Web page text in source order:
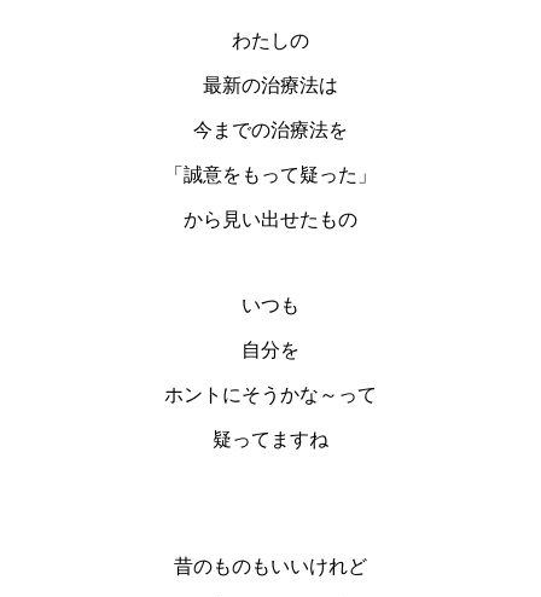
わたしの
最新の治療法は
今までの治療法を
「誠意をもって疑った」
から見い出せたもの
いつも
自分を
ホントにそうかな～って
疑ってますね
昔のものもいいけれど